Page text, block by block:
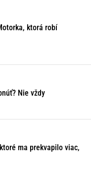
ktorá robí
Nie vždy
ma prekvapilo viac,